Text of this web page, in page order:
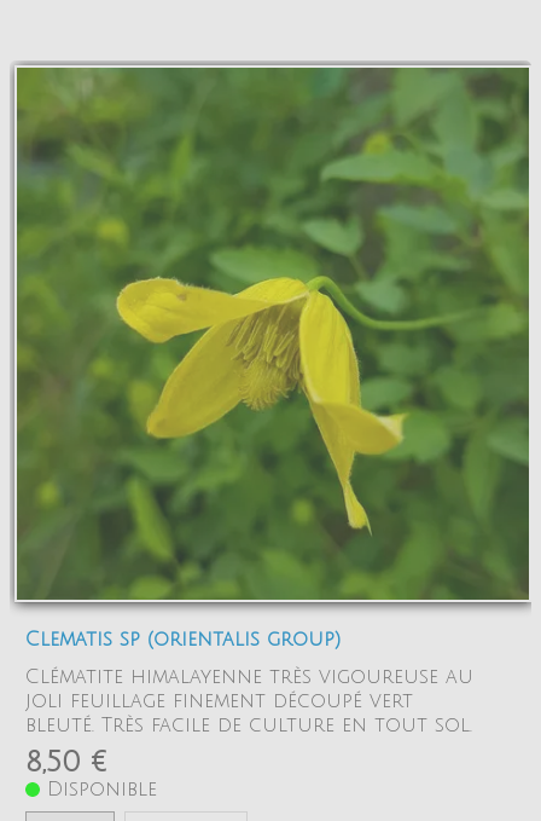
Clematis sp (orientalis group)
Clématite himalayenne très vigoureuse au
joli feuillage finement découpé vert
bleuté. Très facile de culture en tout sol.
8,50 €
Disponible